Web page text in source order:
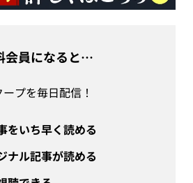
会員になると…
ープを毎日配信！
をいち早く読める
ナル記事が読める